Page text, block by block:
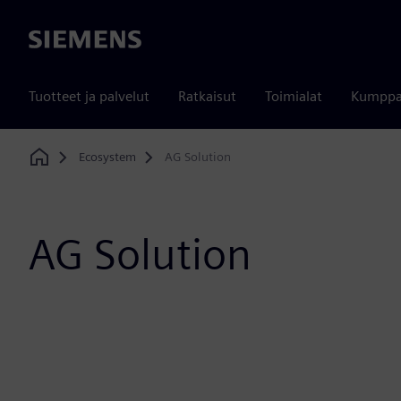
Siemens
Tuotteet ja palvelut Ratkaisut Toimialat
Home
Ecosystem AG Solution
AG Solution